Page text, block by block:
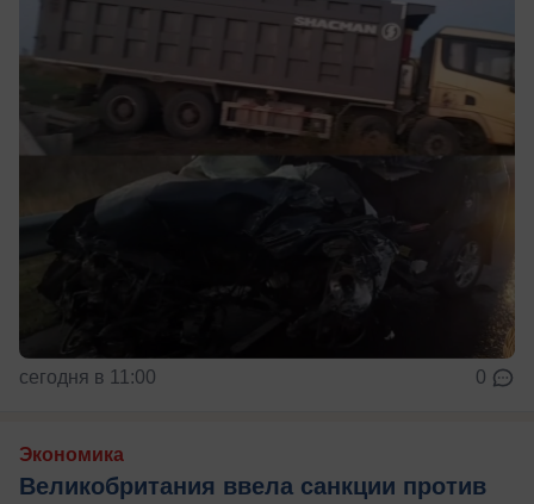
сегодня в 11:00 0
Экономика
Великобритания ввела санкции против